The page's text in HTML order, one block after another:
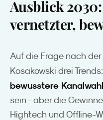
Ausblick
vernetzter,
Auf die Frage nach
Kosakowski drei Trends:
bewusstere Kanalwahl
sein - aber die
Hightech und Offline-